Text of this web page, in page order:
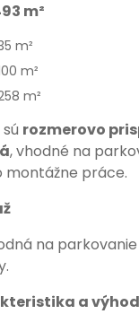
m²
m²
m²
m²
rozmerovo
, vhodné na
montážne práce.
na
a